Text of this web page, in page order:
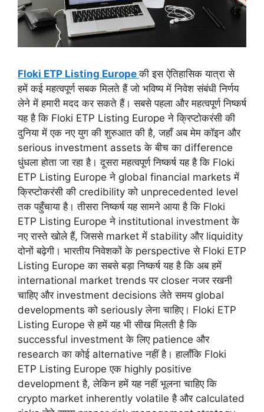
Floki ETP Listing Europeकी इस ऐतिहासिक यात्रा से
हमें कई महत्वपूर्ण सबक मिलते हैं जो भविष्य में निवेश संबंधी निर्णय
लेने में हमारी मदद कर सकते हैं। सबसे पहला और महत्वपूर्ण निष्कर्ष
यह है कि Floki ETP Listing Europe ने क्रिप्टोकरंसी की
दुनिया में एक नए युग की शुरुआत की है, जहाँ अब मेम कॉइन और
serious investment assets के बीच का difference
धुंधला होता जा रहा है। दूसरा महत्वपूर्ण निष्कर्ष यह है कि Floki
ETP Listing Europe ने global financial markets में
क्रिप्टोकरंसी की credibility को unprecedented level
तक पहुँचाया है। तीसरा निष्कर्ष यह सामने आया है कि Floki
ETP Listing Europe ने institutional investment के
नए रास्ते खोले हैं, जिससे market में stability और liquidity
दोनों बढ़ेगी। भारतीय निवेशकों के perspective से Floki ETP
Listing Europe का सबसे बड़ा निष्कर्ष यह है कि अब हमें
international market trends पर closer नजर रखनी
चाहिए और investment decisions लेते समय global
developments को seriously लेना चाहिए। Floki ETP
Listing Europe से हमें यह भी सीख मिलती है कि
successful investment के लिए patience और
research का कोई alternative नहीं है। हालाँकि Floki
ETP Listing Europe एक highly positive
development है, लेकिन हमें यह नहीं भूलना चाहिए कि
crypto market inherently volatile है और calculated